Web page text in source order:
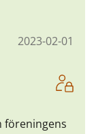
2023-02-01
föreningens